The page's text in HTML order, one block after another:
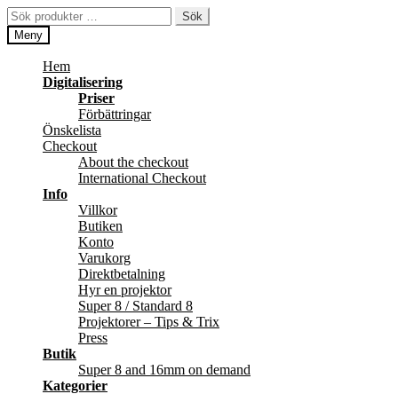
Hoppa
till
navigering
Hoppa
till
innehåll
Sök
efter:
Sök
Meny
Hem
Digitalisering
Priser
Förbättringar
Önskelista
Checkout
About the checkout
International Checkout
Info
Villkor
Butiken
Konto
Varukorg
Direktbetalning
Hyr en projektor
Super 8 / Standard 8
Projektorer – Tips & Trix
Press
Butik
Super 8 and 16mm on demand
Kategorier